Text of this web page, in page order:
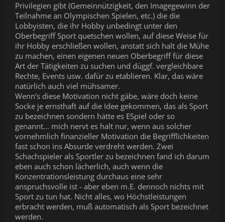
Privilegien gibt (Gemeinnützigkeit, den Imagegewinn der
Teilnahme an Olympischen Spielen, etc.) die die
Lobbyisten, die ihr Hobby unbedingt unter den
Oberbegriff Sport quetschen wollen, auf diese Weise für
ihr Hobby erschließen wollen, anstatt sich halt die Mühe
zu machen, einen eigenen neuen Oberbegriff für diese
Art der Tätigkeiten zu suchen und düggf. vergleichbare
Rechte, Events usw. dafür zu etablieren. Klar, das wäre
natürlich auch viel mühsamer.
Wenn‘s diese Motivation nicht gäbe, wäre doch keine
Socke je ernsthaft auf die Idee gekommen, das als Sport
zu bezeichnen sondern hätte es ESpiel oder so
genannt... mich nervt es halt nur, wenn aus solcher
vornehmlich finanzieller Motivation die Begrifflichkeiten
fast schon ins Absurde verdreht werden. Zwei
Schachspieler als Sportler zu bezeichnen fand ich darum
eben auch schon lächerlich, auch wenn die
Konzentrationsleistung durchaus eine sehr
anspruchsvolle ist - aber eben m.E. dennoch nichts mit
Sport zu tun hat. Nicht alles, wo Höchstleistungen
erbracht werden, muß automatisch als Sport bezeichnet
werden.